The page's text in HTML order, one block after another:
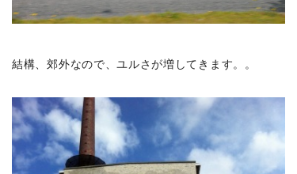
結構、郊外なので、ユルさが増してきます。。